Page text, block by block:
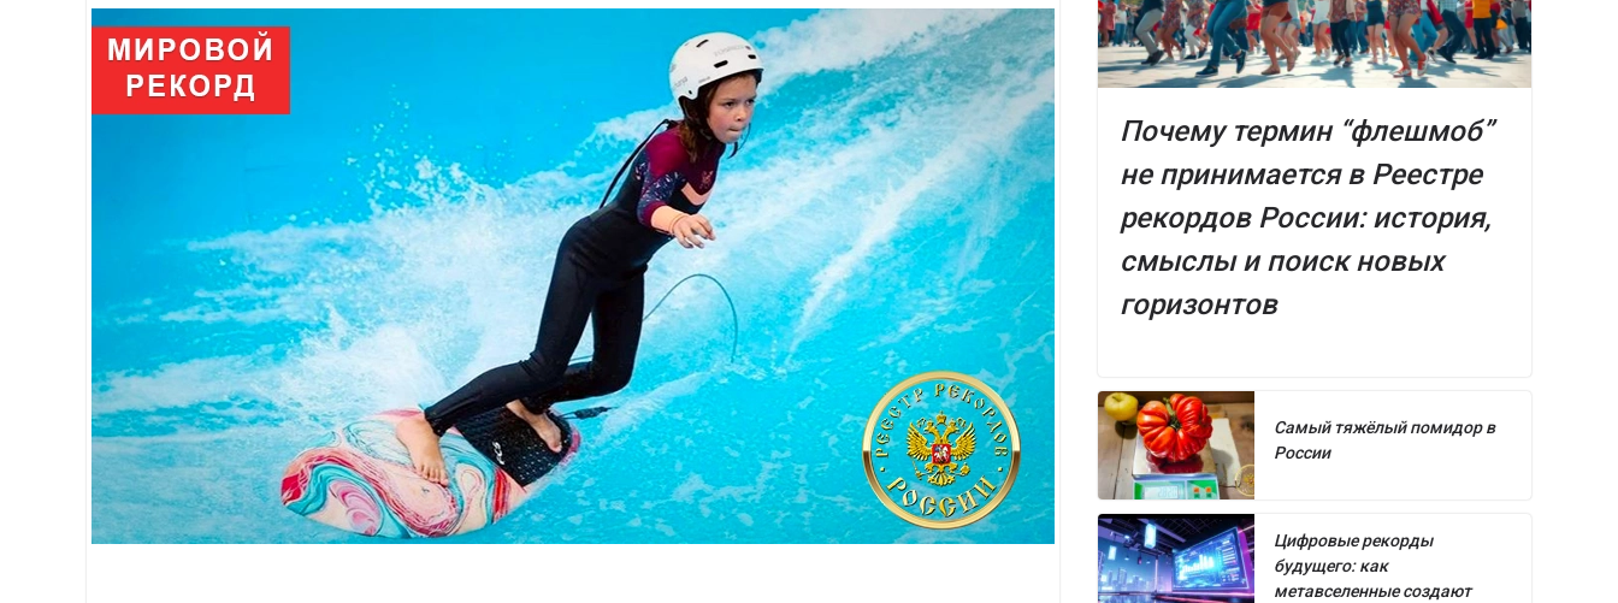
Почему термин “флешмоб”
не принимается в Реестре
рекордов России: история,
смыслы и поиск новых
горизонтов
Самый тяжёлый помидор в
России
Цифровые рекорды
будущего: как
метавселенные создают